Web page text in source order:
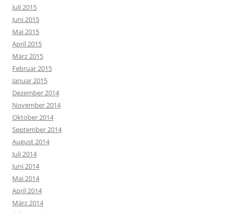
Juli 2015
Juni 2015
Mai 2015
April 2015
März 2015
Februar 2015
Januar 2015
Dezember 2014
November 2014
Oktober 2014
September 2014
August 2014
Juli 2014
Juni 2014
Mai 2014
April 2014
März 2014